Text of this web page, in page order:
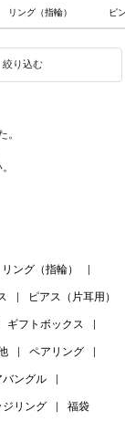
リング（指輪） ピ
絞り込む
。
リング（指輪）
ピアス（片耳用）
ギフトボックス
ペアリング
バングル
リング 福袋